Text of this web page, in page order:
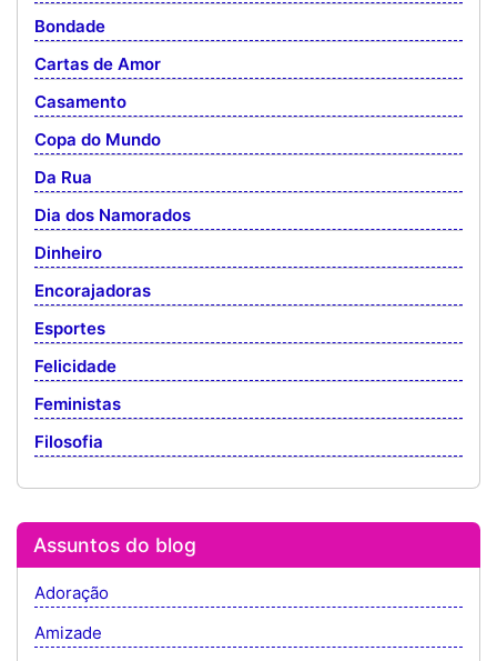
Bondade
Cartas de Amor
Casamento
Copa do Mundo
Da Rua
Dia dos Namorados
Dinheiro
Encorajadoras
Esportes
Felicidade
Feministas
Filosofia
Assuntos do blog
Adoração
Amizade